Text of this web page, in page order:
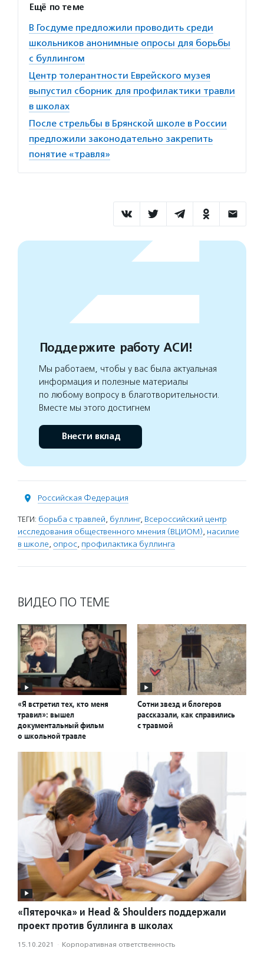
Ещё по теме
В Госдуме предложили проводить среди
школьников анонимные опросы для борьбы
с буллингом
Центр толерантности Еврейского музея
выпустил сборник для профилактики травли
в школах
После стрельбы в Брянской школе в России
предложили законодательно закрепить
понятие «травля»
Поддержите работу АСИ!
Мы работаем, чтобы у вас была актуальная
информация и полезные материалы
по любому вопросу в благотворительности.
Вместе мы этого достигнем
Внести вклад
Российская Федерация
ТЕГИ: борьба с травлей, буллинг, Всероссийский центр
исследования общественного мнения (ВЦИОМ), насилие
в школе, опрос, профилактика буллинга
ВИДЕО ПО ТЕМЕ
«Я встретил тех, кто меня
травил»: вышел
документальный фильм
о школьной травле
Сотни звезд и блогеров
рассказали, как справились
с травмой
«Пятерочка» и Head & Shoulders поддержали
проект против буллинга в школах
15.10.2021 · Корпоративная ответственность